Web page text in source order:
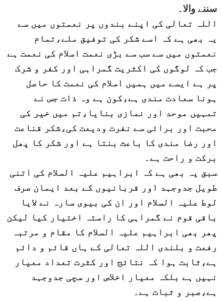
سننے والا۔
اللہ تعالی کی اپنے بندوں پر نعمتوں میں سے
یہ بھی ہے کہ اسے شکر کی توفیق ملے،تمام
نعمتوں میں سے سب سے بڑی نعمت اسلام کی نعمت ہے
جب کہ لوگوں کی اکثریت گمراہی اور کفر و شرک
پر ہے ایسے میں ہمیں اسلام کی نعمت کا حاصل
ہونا سعادت مندی ہے،کون ہے وہ ذات جس نے
تمہیں موحد اور نمازی بنایا،تم میں خیر کی
محبت اور برائی سے نفرت ودیعت کی،شکر قناعت
اور رضا مندی کا باعث بنتا ہے اور شکر کا پھل
برکت و راحت ہے۔
سبق یہ بھی ہے کہ ابراہیم علیہ السلام کی اتنی
طویل جدوجہد اور قربانیوں کے بعد ایمان صرف
لوط علیہ السلام اور ان کی بیوی سارہ نے لایا
باقی قوم نے گمراہی کا راستہ اختیار کیا لیکن
پھر بھی ابراہیم علیہ السلام کا مقام و مرتبہ
رفعت و بلندی اللہ تعالی کے ہاں قائم و دائم
ہے،ثابت ہوا کہ نتائج اور کثرت تعداد معیار
نہیں ہے بلکہ معیار اخلاص اور سچی جدوجہد
ہے،صبر و ثبات ہے۔